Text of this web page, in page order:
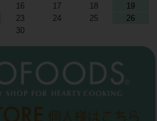
16 17 18
19
23 24 25
26
30